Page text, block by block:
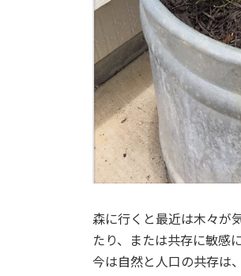
森に行くと最近は木々が
たり、または共存に敏感
今は自然と人口の共存は